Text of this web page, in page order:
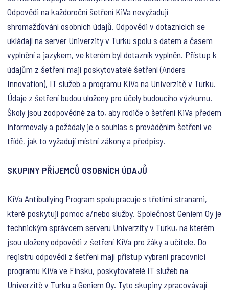
Odpovědi na každoroční šetření KiVa nevyžadují
shromažďování osobních údajů. Odpovědi v dotaznících se
ukládají na server Univerzity v Turku spolu s datem a časem
vyplnění a jazykem, ve kterém byl dotazník vyplněn. Přístup k
údajům z šetření mají poskytovatelé šetření (Anders
Innovation), IT služeb a programu KiVa na Univerzitě v Turku.
Údaje z šetření budou uloženy pro účely budoucího výzkumu.
Školy jsou zodpovědné za to, aby rodiče o šetření KiVa předem
informovaly a požádaly je o souhlas s prováděním šetření ve
třídě, jak to vyžadují místní zákony a předpisy.
SKUPINY PŘÍJEMCŮ OSOBNÍCH ÚDAJŮ
KiVa Antibullying Program spolupracuje s třetími stranami,
které poskytují pomoc a/nebo služby. Společnost Geniem Oy je
technickým správcem serveru Univerzity v Turku, na kterém
jsou uloženy odpovědi z šetření KiVa pro žáky a učitele. Do
registru odpovědí z šetření mají přístup vybraní pracovníci
programu KiVa ve Finsku, poskytovatelé IT služeb na
Univerzitě v Turku a Geniem Oy. Tyto skupiny zpracovávají